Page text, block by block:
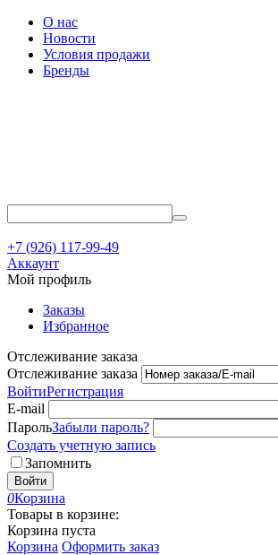
О нас
Новости
Условия продажи
Бренды
+7 (926) 117-99-49
Аккаунт
Мой профиль
Заказы
Избранное
Отслеживание заказа
Отслеживание заказа
ВойтиРегистрация
E-mail
ПарольЗабыли пароль?
Создать учетную запись
Запомнить
Войти
0Корзина
Товары в корзине:
Корзина пуста
Корзина Оформить заказ